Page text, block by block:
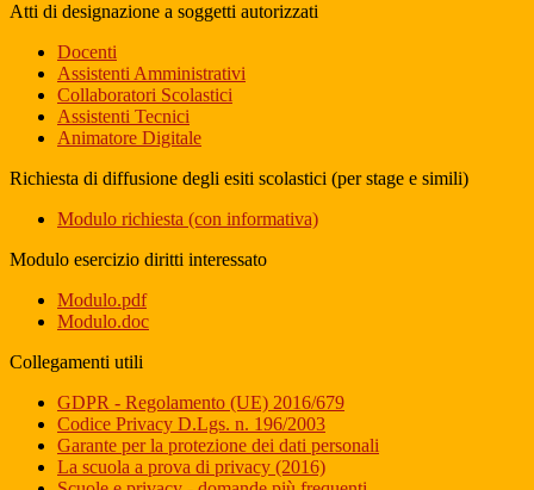
Atti di designazione a soggetti autorizzati
Docenti
Assistenti Amministrativi
Collaboratori Scolastici
Assistenti Tecnici
Animatore Digitale
Richiesta di diffusione degli esiti scolastici (per stage e simili)
Modulo richiesta (con informativa)
Modulo esercizio diritti interessato
Modulo.pdf
Modulo.doc
Collegamenti utili
GDPR - Regolamento (UE) 2016/679
Codice Privacy D.Lgs. n. 196/2003
Garante per la protezione dei dati personali
La scuola a prova di privacy (2016)